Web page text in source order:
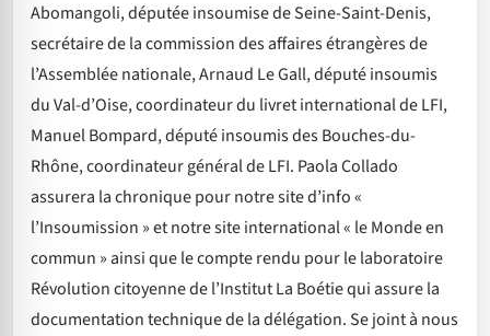
Abomangoli, députée insoumise de Seine-Saint-Denis,
secrétaire de la commission des affaires étrangères de
l’Assemblée nationale, Arnaud Le Gall, député insoumis
du Val-d’Oise, coordinateur du livret international de LFI,
Manuel Bompard, député insoumis des Bouches-du-
Rhône, coordinateur général de LFI. Paola Collado
assurera la chronique pour notre site d’info «
l’Insoumission » et notre site international « le Monde en
commun » ainsi que le compte rendu pour le laboratoire
Révolution citoyenne de l’Institut La Boétie qui assure la
documentation technique de la délégation. Se joint à nous